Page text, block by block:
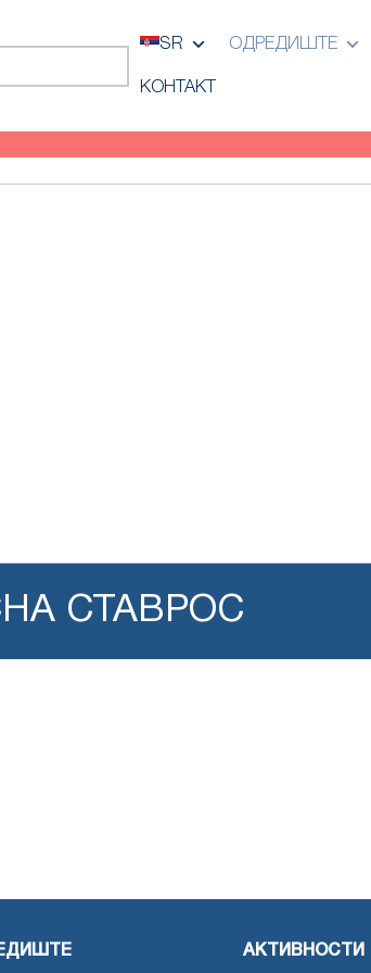
SR ОДРЕДИШТЕ
КОНТАКТ
СТАВРОС
АКТИВНОСТИ